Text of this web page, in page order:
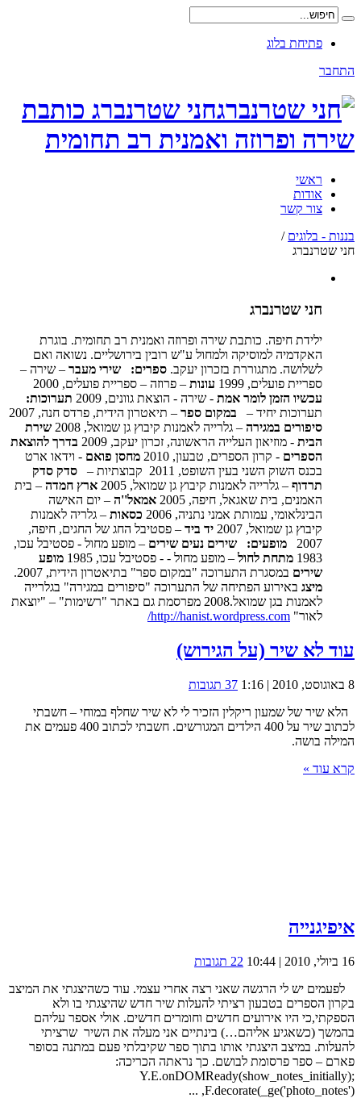
פתיחת בלוג
התחבר
חני שטרנברג כותבת
שירה ופרוזה ואמנית רב תחומית
ראשי
אודות
צור קשר
בננות - בלוגים /
חני שטרנברג
חני שטרנברג
ילידת חיפה. כותבת שירה ופרוזה ואמנית רב תחומית. בוגרת
האקדמיה למוסיקה ולמחול ע"ש רובין בירושליים. נשואה ואם
לשלושה. מתגוררת בזכרון יעקב. ספרים: שירי מעבר – שירה –
ספריית פועלים, 1999
עונות – פרוזה – ספריית פועלים, 2000
עכשיו הזמן לומר אמת - שירה - הוצאת גוונים, 2009
תערוכות:
תערוכות יחיד – במקום ספר – תיאטרון הידית, פרדס חנה, 2007
סיפורים במגירה – גלרייה לאמנות קיבוץ גן שמואל, 2008
שירת
הבית - מוזיאון העלייה הראשונה, זכרון יעקב, 2009
בדרך להוצאת
הספרים - קרון הספרים, טבעון, 2010 מחסן פואם - וידאו ארט
בכנס השוק השני בעין השופט, 2011 קבוצתיות –
סדק סדק
תרדוף – גלרייה לאמנות קיבוץ גן שמואל, 2005 ארץ חמדה – בית
האמנים, בית שאגאל, חיפה, 2005
אמאל''ה – יום האישה
הבינלאומי, עמותת אמני נתניה, 2006
כסאות – גלריה לאמנות
קיבוץ גן שמואל, 2007
יד ביד – פסטיבל החג של החגים, חיפה,
2007
מופעים: שירים נעים שירים – מופע מחול - פסטיבל עכו,
1983 מתחת לחול – מופע מחול - - פסטיבל עכו, 1985
מופע
שירים במסגרת התערוכה "במקום ספר" בתיאטרון הידית, 2007.
מיצג באירוע הפתיחה של התערוכה "סיפורים במגירה" בגלרייה
לאמנות בגן שמואל.2008 מפרסמת גם באתר "רשימות" – "יוצאת
לאור" http://hanist.wordpress.com/
עוד לא שיר (על הגירוש)
8 באוגוסט, 2010 | 1:16
37 תגובות
הלא שיר של שמעון ריקלין הזכיר לי לא שיר שחלף במוחי – חשבתי
לכתוב שיר על 400 הילדים המגורשים. חשבתי לכתוב 400 פעמים את
המילה בושה.
קרא עוד »
איפיגנייה
16 ביולי, 2010 | 10:44
22 תגובות
לפעמים יש לי הרגשה שאני רצה אחרי עצמי. עוד כשהיצגתי את המיצב
בקרון הספרים בטבעון רציתי להעלות שיר חדש שהיצגתי בו ולא
הספקתי,כי היו אירועים חדשים וחומרים חדשים. אולי אספר עליהם
בהמשך (כשאגיע אליהם…) בינתיים אני מעלה את השיר שרציתי
להעלות. במיצב היצגתי אותו בתוך ספר שקיבלתי פעם במתנה בסופר
פארם – ספר פרסומת לבושם. כך נראתה הכריכה:
Y.E.onDOMReady(show_notes_initially);
F.decorate(_ge('photo_notes'), ...